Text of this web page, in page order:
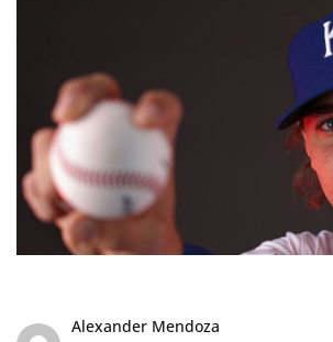
Alexander Mendoza